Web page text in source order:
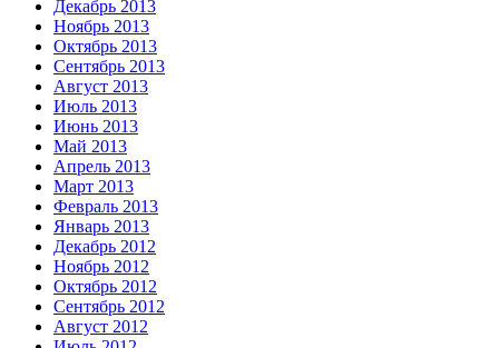
Декабрь 2013
Ноябрь 2013
Октябрь 2013
Сентябрь 2013
Август 2013
Июль 2013
Июнь 2013
Май 2013
Апрель 2013
Март 2013
Февраль 2013
Январь 2013
Декабрь 2012
Ноябрь 2012
Октябрь 2012
Сентябрь 2012
Август 2012